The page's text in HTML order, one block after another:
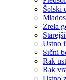
Šolski
Zrela
Ustno
Srčni
Rak
Rak
Ustno